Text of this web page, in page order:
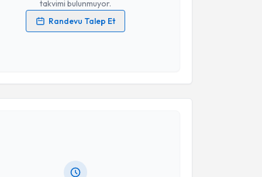
takvimi bulunmuyor.
Randevu Talep Et
verilerimin işlenmesine ilişkinAydınlatma Metni